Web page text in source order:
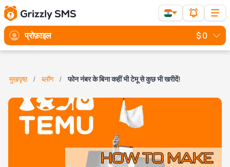
प्रोफ़ाइल $ 0
मुखपृष्ठ ब्लॉग फोन नंबर के बिना कहीं भी टेमू से कुछ भी खरीदें!